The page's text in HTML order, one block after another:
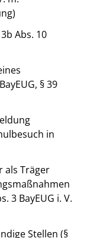
Abs. 10
§ 39
in
als Träger
3 BayEUG i. V.
Stellen (§